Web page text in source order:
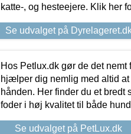
katte-, og hesteejere. Klik her
Se udvalget på
Hos Petlux.dk gør de det
hjælper dig nemlig med altid
hånden. Her finder du et bredt
foder i høj kvalitet til både
Se udvalget på PetLux.dk